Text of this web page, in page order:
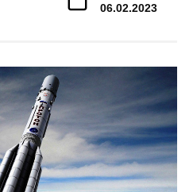
06.02.2023